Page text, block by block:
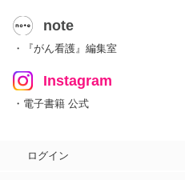
note
・『がん看護』編集室
Instagram
・電子書籍 公式
ログイン